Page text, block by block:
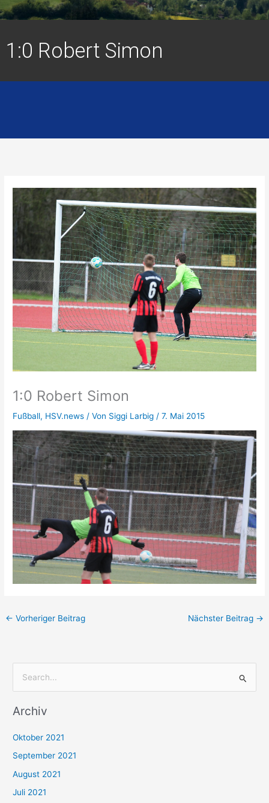
1:0 Robert Simon
1:0 Robert Simon
Fußball, HSV.news / Von Siggi Larbig /7. Mai 2015
← Vorheriger Beitrag Nächster Beitrag →
c
n
n
a
Archiv
Oktober 2021
September 2021
August 2021
Juli 2021